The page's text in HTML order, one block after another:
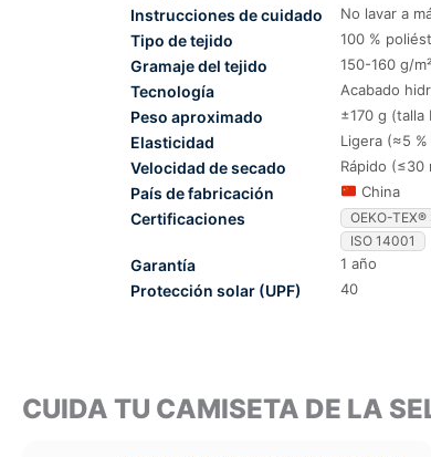
Instrucciones de cuidado No lavar a
Tipo de tejido 100 %
Gramaje del tejido 150-160 g/m²
Tecnología Acabado
Peso aproximado ±170 g (talla
Elasticidad Ligera (≈5
Velocidad de secado Rápido (≤30
País de fabricación China
Certificaciones OEKO-TEX®
ISO 14001
Garantía 1 año
Protección solar (UPF) 40
CUIDA TU CAMISETA DE LA